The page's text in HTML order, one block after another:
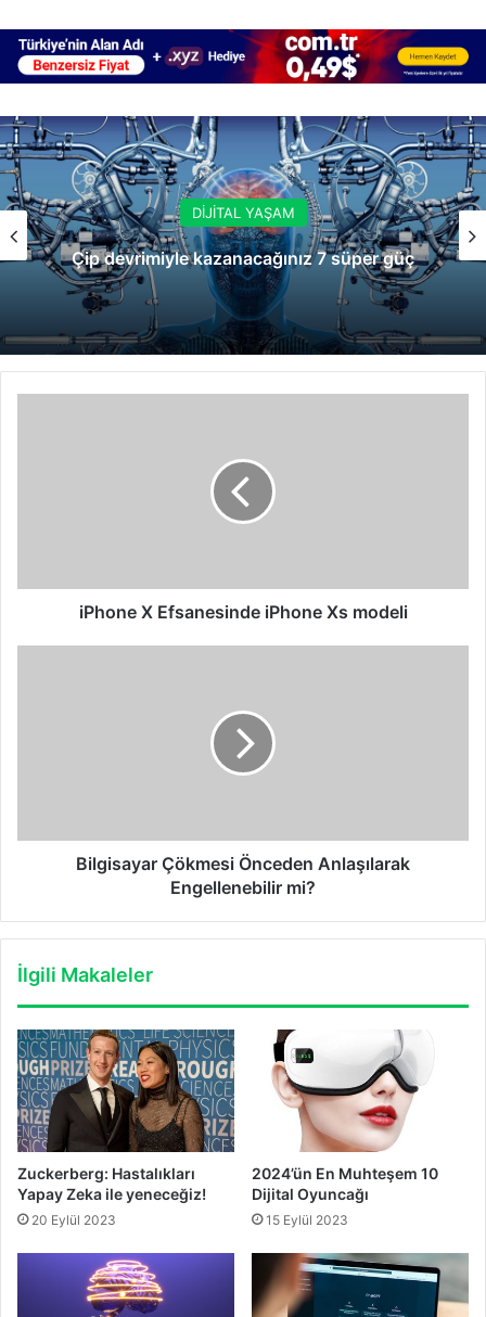
DİJİTAL YAŞAM
Çip devrimiyle kazanacağınız 7 süper güç
iPhone X Efsanesinde iPhone Xs modeli
Bilgisayar Çökmesi Önceden Anlaşılarak
Engellenebilir mi?
İlgili Makaleler
Zuckerberg: Hastalıkları
Yapay Zeka ile yeneceğiz!
20 Eylül 2023
2024’ün En Muhteşem 10
Dijital Oyuncağı
15 Eylül 2023